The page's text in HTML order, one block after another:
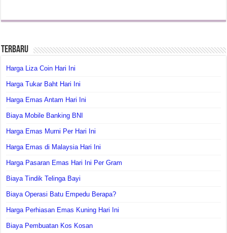
Terbaru
Harga Liza Coin Hari Ini
Harga Tukar Baht Hari Ini
Harga Emas Antam Hari Ini
Biaya Mobile Banking BNI
Harga Emas Murni Per Hari Ini
Harga Emas di Malaysia Hari Ini
Harga Pasaran Emas Hari Ini Per Gram
Biaya Tindik Telinga Bayi
Biaya Operasi Batu Empedu Berapa?
Harga Perhiasan Emas Kuning Hari Ini
Biaya Pembuatan Kos Kosan